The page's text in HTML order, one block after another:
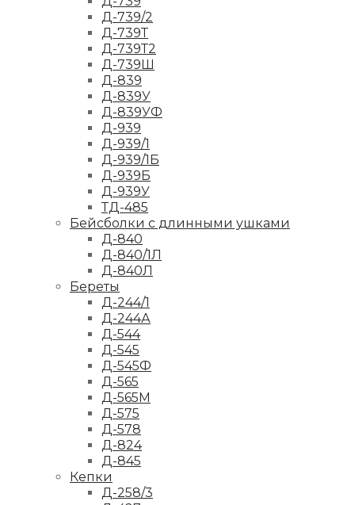
Д-739/2
Д-739Т
Д-739Т2
Д-739Ш
Д-839
Д-839У
Д-839УФ
Д-939
Д-939/1
Д-939/1Б
Д-939Б
Д-939У
ТД-485
Бейсболки с длинными ушками
Д-840
Д-840/1Л
Д-840Л
Береты
Д-244/1
Д-244А
Д-544
Д-545
Д-545Ф
Д-565
Д-565М
Д-575
Д-578
Д-824
Д-845
Кепки
Д-258/3